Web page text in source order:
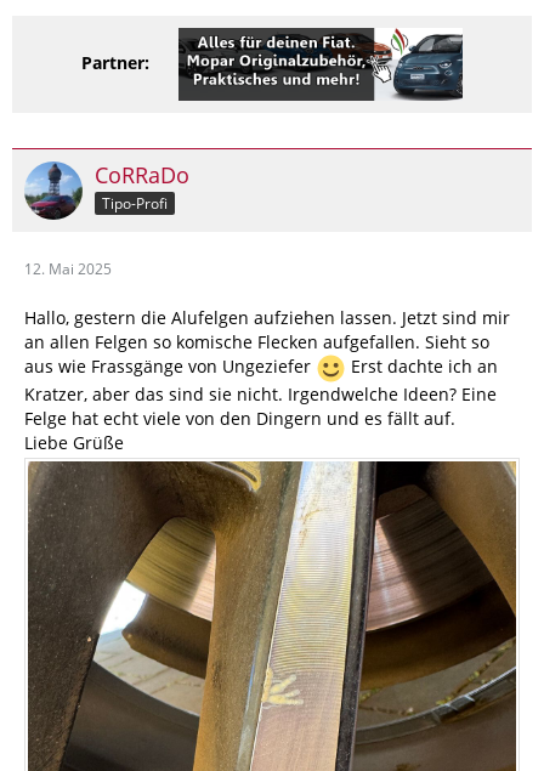
Partner:
CoRRaDo
Tipo-Profi
12. Mai 2025
Hallo, gestern die Alufelgen aufziehen lassen. Jetzt sind mir
an allen Felgen so komische Flecken aufgefallen. Sieht so
aus wie Frassgänge von Ungeziefer
Erst dachte ich an
Kratzer, aber das sind sie nicht. Irgendwelche Ideen? Eine
Felge hat echt viele von den Dingern und es fällt auf.
Liebe Grüße